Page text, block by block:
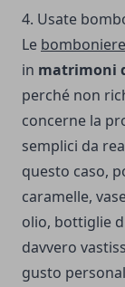
4. Usate
Le
in matrimoni
perché non
concerne la
semplici da
questo caso,
caramelle,
olio, bottiglie
davvero
gusto